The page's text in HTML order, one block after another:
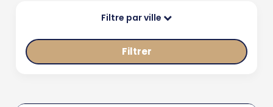
Filtre par ville
Filtrer